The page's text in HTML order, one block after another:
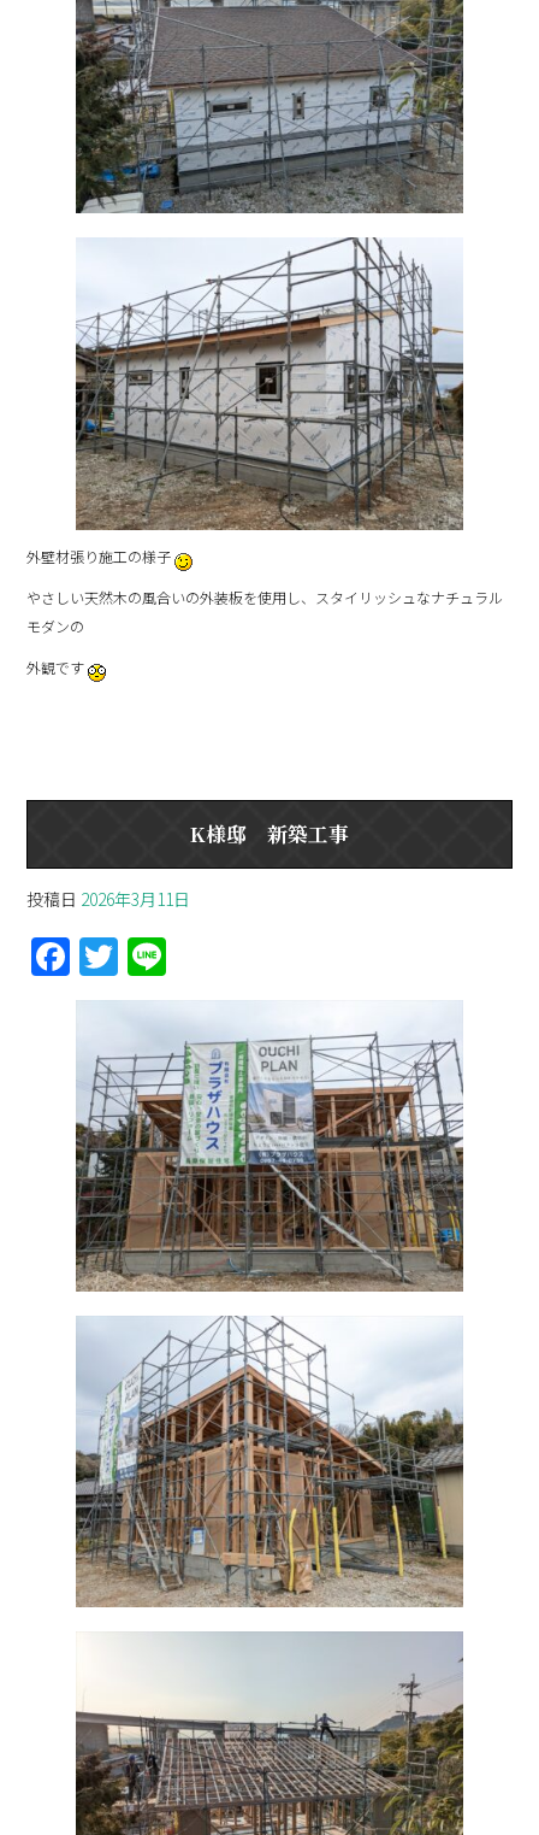
外壁材張り施工の様子
やさしい天然木の風合いの外装板を使用し、スタイリッシュなナチュラル
モダンの
外観です
K様邸 新築工事
投稿日 2026年3月11日
F
a
b
o
o
k
T
w
er
n
e